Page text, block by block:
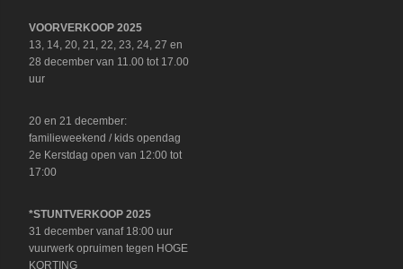
VOORVERKOOP 2025
13, 14, 20, 21, 22, 23, 24, 27 en
28 december van 11.00 tot 17.00
uur
20 en 21 december:
familieweekend / kids opendag
2e Kerstdag open van 12:00 tot
17:00
*STUNTVERKOOP 2025
31 december vanaf 18:00 uur
vuurwerk opruimen tegen HOGE
KORTING